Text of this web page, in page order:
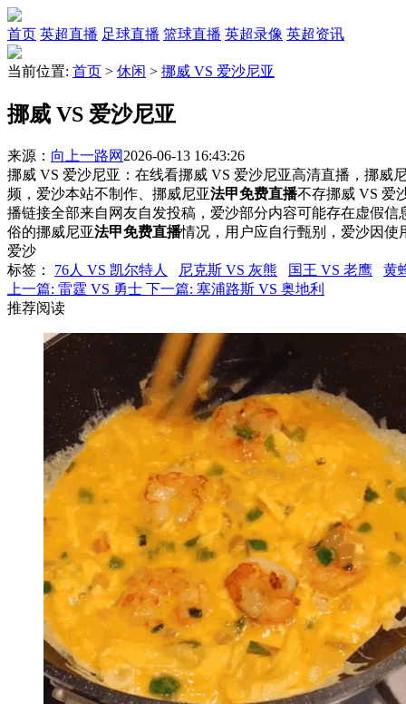
首页 英超直播 足球直播 篮球直播 英超录像 英超资讯
当前位置: 首页 > 休闲 > 挪威 VS 爱沙尼亚
挪威 VS 爱沙尼亚
来源： 向上一路网 2026-06-13 16:43:26
挪威 VS 爱沙尼亚：在线看挪威 VS 爱沙尼亚高清直播，挪威
频，爱沙本站不制作、挪威尼亚法甲免费直播不存挪威 VS 爱
播链接全部来自网友自发投稿，爱沙部分内容可能存在虚假
俗的挪威尼亚法甲免费直播情况，用户应自行甄别，爱沙因
爱沙
标签 ： 76人 VS 凯尔特人 尼克斯 VS 灰熊 国王 VS 老鹰
黄
上一篇: 雷霆 VS 勇士 下一篇: 塞浦路斯 VS 奥地利
推荐阅读